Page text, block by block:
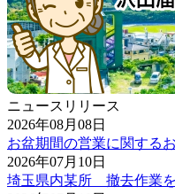
ニュースリリース
2026年08月08日
お盆期間の営業に関する
2026年07月10日
埼玉県内某所 撤去作業